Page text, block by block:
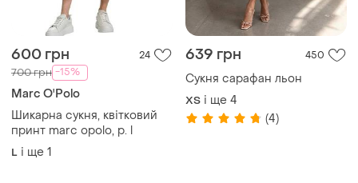
Marc O'Polo
Шикарна сукня, квітковий
принт marc opolo, р. l
L і ще 1
і ще
(4)
TOP